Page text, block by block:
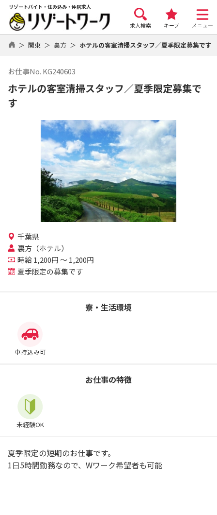
リゾートバイト・住み込み・仲居求人
求人検索 キープ メニュー
関東 裏方 ホテルの客室清掃スタッフ／夏季限定募集です
お仕事No. KG240603
ホテルの客室清掃スタッフ／夏季限定募集で
す
千葉県
裏方（ホテル）
時給 1,200円 ～ 1,200円
夏季限定の募集です
寮・生活環境
車持込み可
お仕事の特徴
未経験OK
夏季限定の短期のお仕事です。
1日5時間勤務なので、Wワーク希望者も可能